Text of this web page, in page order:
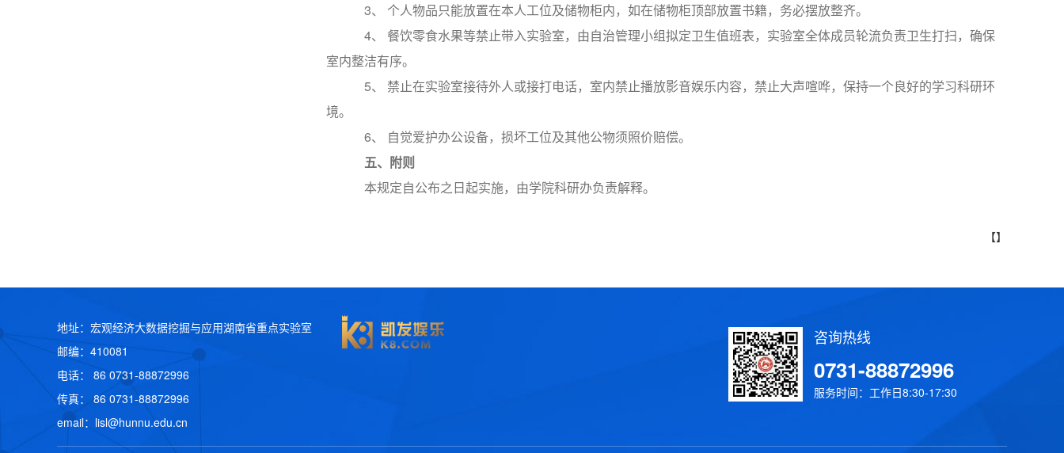
3、 个人物品只能放置在本人工位及储物柜内，如在储物柜顶部放置书籍，务必摆放整齐。
4、 餐饮零食水果等禁止带入实验室，由自治管理小组拟定卫生值班表，实验室全体成员轮流负责卫生打扫，确保
室内整洁有序。
5、 禁止在实验室接待外人或接打电话，室内禁止播放影音娱乐内容，禁止大声喧哗，保持一个良好的学习科研环
境。
6、 自觉爱护办公设备，损坏工位及其他公物须照价赔偿。
五、附则
本规定自公布之日起实施，由学院科研办负责解释。
【】
地址：宏观经济大数据挖掘与应用湖南省重点实验室
邮编：410081
电话： 86 0731-88872996
传真： 86 0731-88872996
email： lisl@hunnu.edu.cn
咨询热线
0731-88872996
服务时间：工作日8:30-17:30